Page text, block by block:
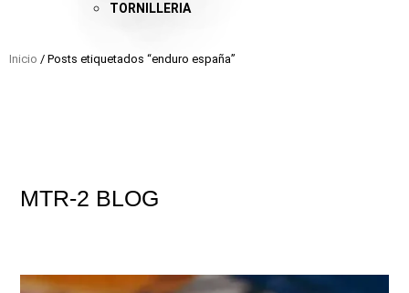
TORNILLERIA
Inicio / Posts etiquetados “enduro españa”
MTR-2 BLOG